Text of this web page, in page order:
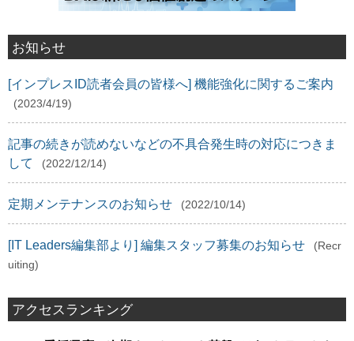
お知らせ
[インプレスID読者会員の皆様へ] 機能強化に関するご案内
(2023/4/19)
記事の続きが読めないなどの不具合発生時の対応につきま
して
(2022/12/14)
定期メンテナンスのお知らせ (2022/10/14)
[IT Leaders編集部より] 編集スタッフ募集のお知らせ
(Recr
uiting)
アクセスランキング